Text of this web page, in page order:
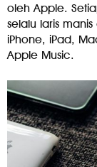
oleh Apple.
selalu laris
iPhone, iPad,
Apple Music.